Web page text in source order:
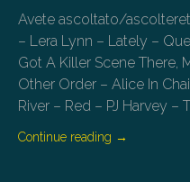
Avete ascoltato/
– Lera Lynn – Lately –
Got A Killer Scene There,
Other Order – Alice In
River – Red – PJ Harvey –
Continue reading →